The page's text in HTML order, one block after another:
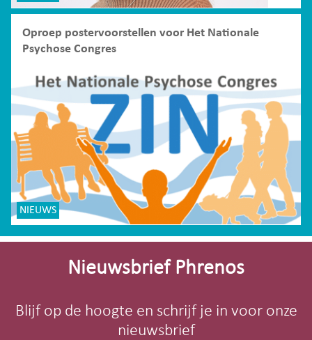
Oproep postervoorstellen voor Het Nationale
Psychose Congres
NIEUWS
Site-
Nieuwsbrief Phrenos
Blijf op de hoogte en schrijf je in voor onze
nieuwsbrief